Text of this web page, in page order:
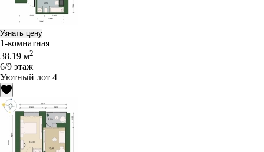
Узнать цену
1-комнатная
38.19 м2
6/9 этаж
Уютный лот 4